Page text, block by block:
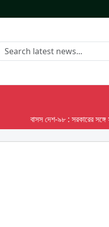
বাসস দেশ-৯৮ : সরকারের সঙ্গে